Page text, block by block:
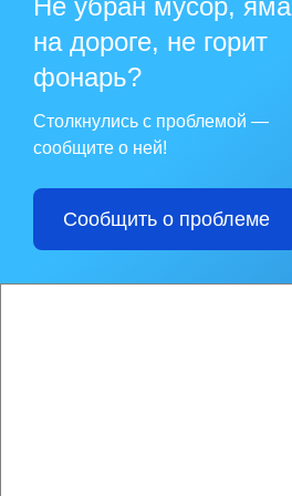
Не убран мусор, яма
на дороге, не горит
фонарь?
Столкнулись с проблемой —
сообщите о ней!
Сообщить о проблеме